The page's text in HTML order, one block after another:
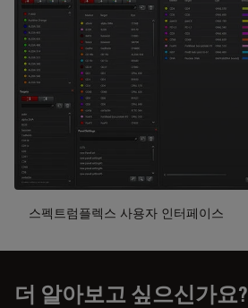
스펙트럼플렉스 사용자 인터페이스
더 알아보고 싶으신가요?